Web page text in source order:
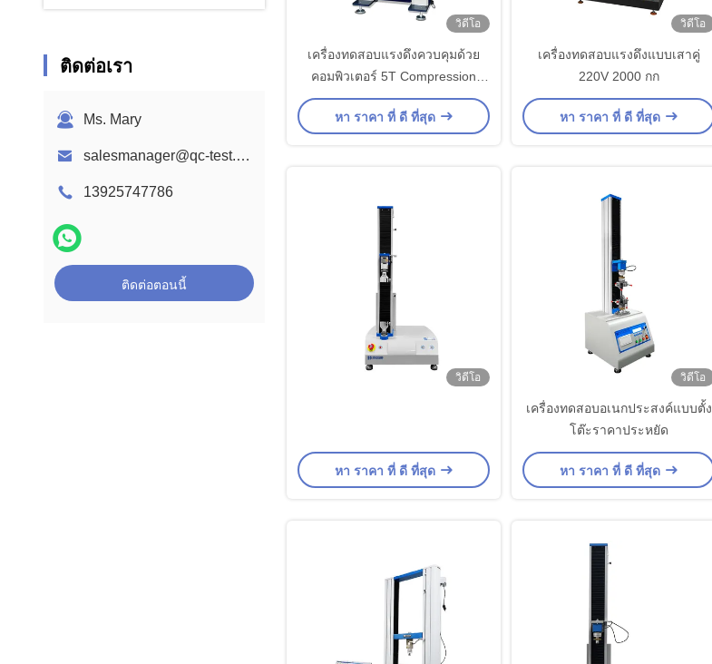
ติดต่อเรา
Ms. Mary
salesmanager@qc-test.com
13925747786
ติดต่อตอนนี้
วิดีโอ
เครื่องทดสอบแรงดึงควบคุมด้วย
คอมพิวเตอร์ 5T Compression
Tensile Strength Tester
หา ราคา ที่ ดี ที่สุด
วิดีโอ
เครื่องทดสอบแรงดึงแบบเสาคู่
220V 2000 กก
หา ราคา ที่ ดี ที่สุด
วิดีโอ
หา ราคา ที่ ดี ที่สุด
วิดีโอ
เครื่องทดสอบอเนกประสงค์แบบตั้ง
โต๊ะราคาประหยัด
หา ราคา ที่ ดี ที่สุด